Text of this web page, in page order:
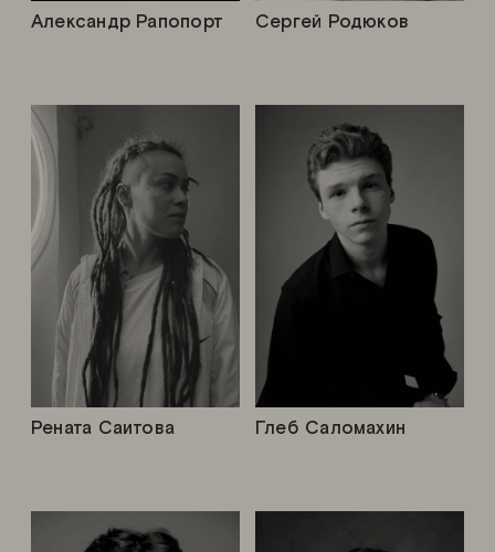
Александр Рапопорт
Рената Саитова
Сергей Родюков
Глеб Саломахин